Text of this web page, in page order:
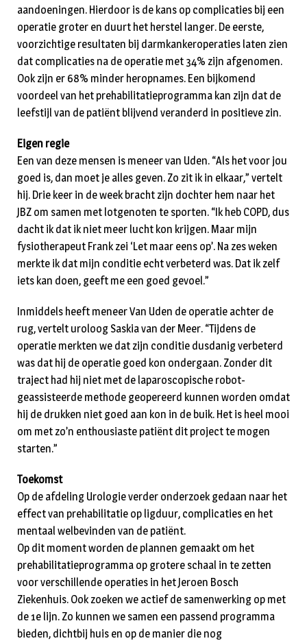
aandoeningen. Hierdoor is de kans op complicaties bij een
operatie groter en duurt het herstel langer. De eerste,
voorzichtige resultaten bij darmkankeroperaties laten zien
dat complicaties na de operatie met 34% zijn afgenomen.
Ook zijn er 68% minder heropnames. Een bijkomend
voordeel van het prehabilitatieprogramma kan zijn dat de
leefstijl van de patiënt blijvend veranderd in positieve zin.
Eigen regie
Een van deze mensen is meneer van Uden. “Als het voor jou
goed is, dan moet je alles geven. Zo zit ik in elkaar,” vertelt
hij. Drie keer in de week bracht zijn dochter hem naar het
JBZ om samen met lotgenoten te sporten. “Ik heb COPD, dus
dacht ik dat ik niet meer lucht kon krijgen. Maar mijn
fysiotherapeut Frank zei ‘Let maar eens op’. Na zes weken
merkte ik dat mijn conditie echt verbeterd was. Dat ik zelf
iets kan doen, geeft me een goed gevoel.”
Inmiddels heeft meneer Van Uden de operatie achter de
rug, vertelt uroloog Saskia van der Meer. “Tijdens de
operatie merkten we dat zijn conditie dusdanig verbeterd
was dat hij de operatie goed kon ondergaan. Zonder dit
traject had hij niet met de laparoscopische robot-
geassisteerde methode geopereerd kunnen worden omdat
hij de drukken niet goed aan kon in de buik. Het is heel mooi
om met zo’n enthousiaste patiënt dit project te mogen
starten.”
Toekomst
Op de afdeling Urologie verder onderzoek gedaan naar het
effect van prehabilitatie op ligduur, complicaties en het
mentaal welbevinden van de patiënt.
Op dit moment worden de plannen gemaakt om het
prehabilitatieprogramma op grotere schaal in te zetten
voor verschillende operaties in het Jeroen Bosch
Ziekenhuis. Ook zoeken we actief de samenwerking op met
de 1e lijn. Zo kunnen we samen een passend programma
bieden, dichtbij huis en op de manier die nog